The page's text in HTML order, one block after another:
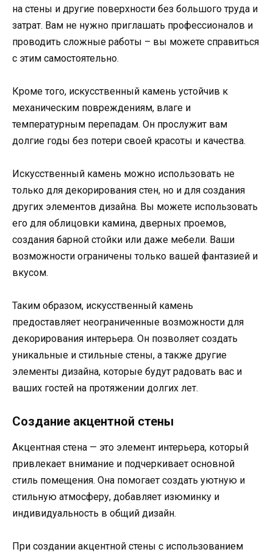
на стены и другие поверхности без большого труда и
затрат. Вам не нужно приглашать профессионалов и
проводить сложные работы – вы можете справиться
с этим самостоятельно.
Кроме того, искусственный камень устойчив к
механическим повреждениям, влаге и
температурным перепадам. Он прослужит вам
долгие годы без потери своей красоты и качества.
Искусственный камень можно использовать не
только для декорирования стен, но и для создания
других элементов дизайна. Вы можете использовать
его для облицовки камина, дверных проемов,
создания барной стойки или даже мебели. Ваши
возможности ограничены только вашей фантазией и
вкусом.
Таким образом, искусственный камень
предоставляет неограниченные возможности для
декорирования интерьера. Он позволяет создать
уникальные и стильные стены, а также другие
элементы дизайна, которые будут радовать вас и
ваших гостей на протяжении долгих лет.
Создание акцентной стены
Акцентная стена — это элемент интерьера, который
привлекает внимание и подчеркивает основной
стиль помещения. Она помогает создать уютную и
стильную атмосферу, добавляет изюминку и
индивидуальность в общий дизайн.
При создании акцентной стены с использованием